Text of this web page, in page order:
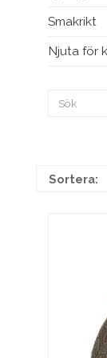
Smakrikt
Njuta för
Sortera: